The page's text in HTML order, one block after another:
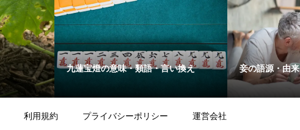
九蓮宝燈の意味・類語・言い換え 妾の語源・由来
利用規約 プライバシーポリシー 運営会社